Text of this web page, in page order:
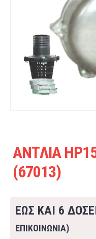
ANTΛIA
(67013)
ΕΩΣ ΚΑΙ 6
ΕΠΙΚΟΙΝΩΝΙΑ)